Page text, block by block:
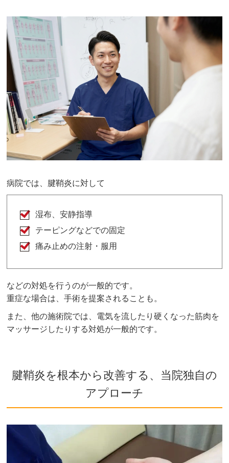
病院では、腱鞘炎に対して
湿布、安静指導
テーピングなどでの固定
痛み止めの注射・服用
などの対処を行うのが一般的です。
重症な場合は、手術を提案されることも。
また、他の施術院では、電気を流したり硬くなった筋肉を
マッサージしたりする対処が一般的です。
腱鞘炎を根本から改善する、当院独自の
アプローチ